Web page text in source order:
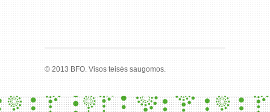
© 2013 BFO. Visos teisės saugomos.